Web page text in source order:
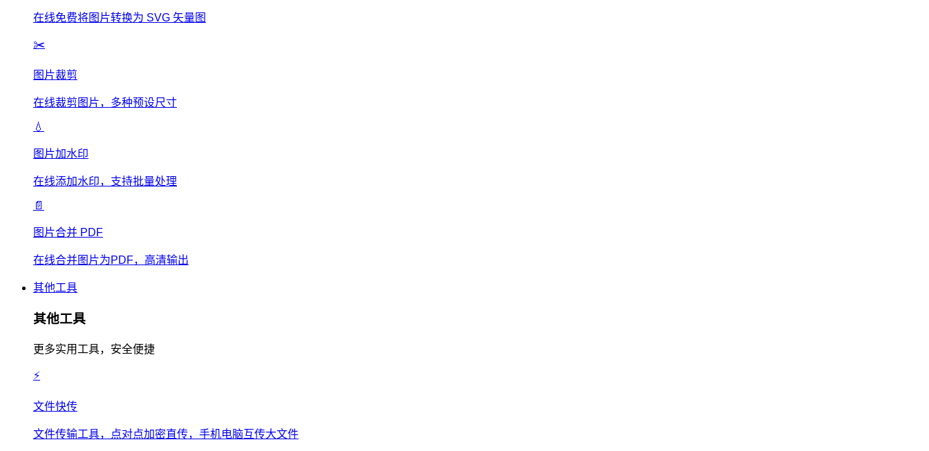
在线免费将图片转换为 SVG 矢量图
✂️
图片裁剪
在线裁剪图片，多种预设尺寸
💧
图片加水印
在线添加水印，支持批量处理
📄
图片合并 PDF
在线合并图片为PDF，高清输出
其他工具
其他工具
更多实用工具，安全便捷
⚡
文件快传
文件传输工具，点对点加密直传，手机电脑互传大文件